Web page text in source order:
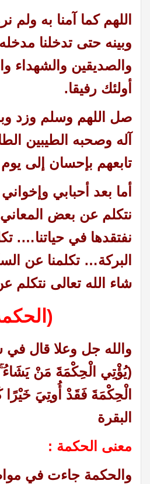
اللهم كما آمنا به ولم
وبينه حتى تدخلنا
والصديقين والشهداء
أولئك رفيقا.
صل اللهم وسلم وزد
آله وصحبه الطيبين
تابعهم بإحسان إلى
أما بعد أحبابي
نتكلم عن بعض المعاني
نفتقدها في حياتنا….
البركة… تكلمنا عن
شاء الله تعالى نتكلم
والله جل وعلا قال في
(يُؤْتِي الْحِكْمَةَ مَنْ
البقرة
معنى الحكمة :
والحكمة جاءت في